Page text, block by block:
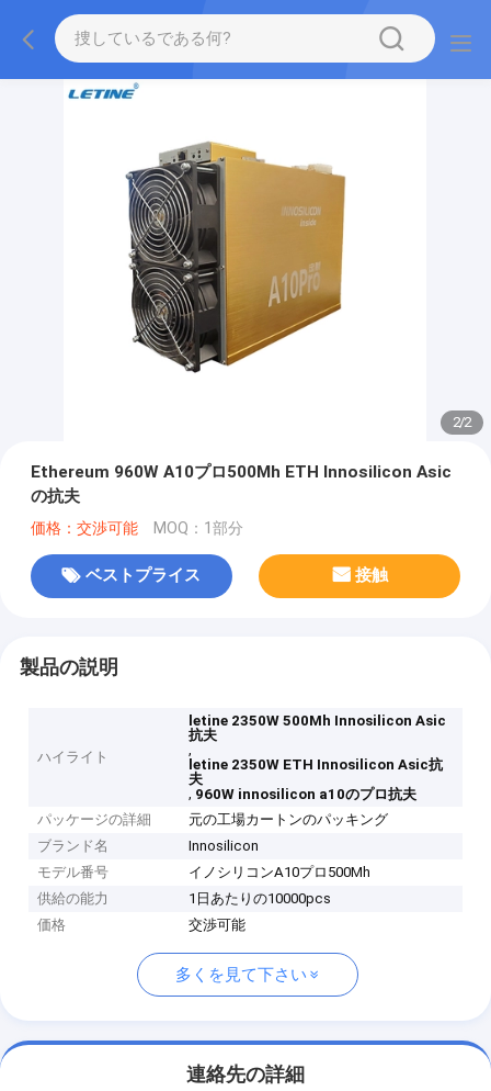
2/2
Ethereum 960W A10プロ500Mh ETH Innosilicon Asic
の抗夫
価格：交渉可能 MOQ：1部分
ベストプライス 接触
製品の説明
ハイライト
letine 2350W 500Mh Innosilicon Asic
抗夫
,
letine 2350W ETH Innosilicon Asic抗
夫
, 960W innosilicon a10のプロ抗夫
パッケージの詳細
元の工場カートンのパッキング
ブランド名
Innosilicon
モデル番号
イノシリコンA10プロ500Mh
供給の能力
1日あたりの10000pcs
価格
交渉可能
多くを見て下さい
連絡先の詳細